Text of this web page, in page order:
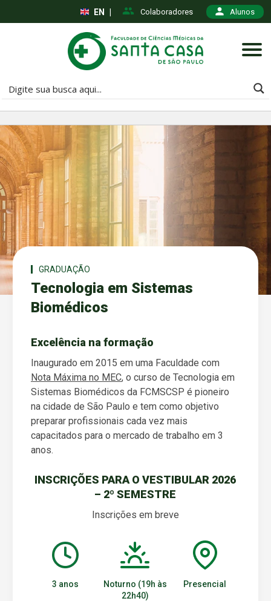
Colaboradores Alunos
EN
GRADUAÇÃO
Tecnologia em Sistemas
Biomédicos
Excelência na formação
Inaugurado em 2015 em uma Faculdade com
Nota Máxima no MEC, o curso de Tecnologia em
Sistemas Biomédicos da FCMSCSP é pioneiro
na cidade de São Paulo e tem como objetivo
preparar profissionais cada vez mais
capacitados para o mercado de trabalho em 3
anos.
INSCRIÇÕES PARA O VESTIBULAR 2026
– 2º SEMESTRE
Inscrições em breve
3 anos
Noturno (19h às
22h40)
Presencial